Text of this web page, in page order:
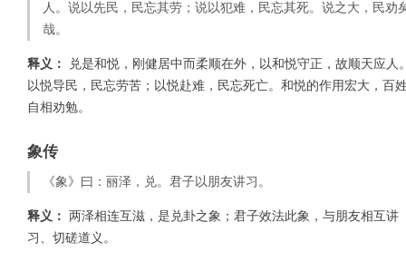
人。说以先民，民忘其劳；说以犯难，民忘其死。说之大，民劝
哉。
释义：
兑是和悦，刚健居中而柔顺在外，以和悦守正，故顺天应人
以悦导民，民忘劳苦；以悦赴难，民忘死亡。和悦的作用宏大，百
自相劝勉。
象传
《象》曰：丽泽，兑。君子以朋友讲习。
释义：
两泽相连互滋，是兑卦之象；君子效法此象，与朋友相互讲
习、切磋道义。